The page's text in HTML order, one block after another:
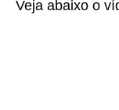
Veja abaixo o